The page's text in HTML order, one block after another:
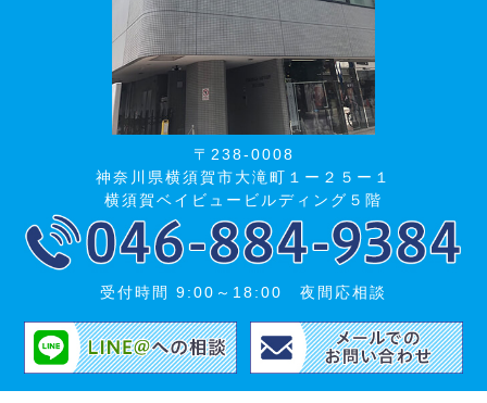
〒238-0008
神奈川県横須賀市大滝町１ー２５ー１
横須賀ベイビュービルディング５階
受付時間 9:00～18:00 夜間応相談